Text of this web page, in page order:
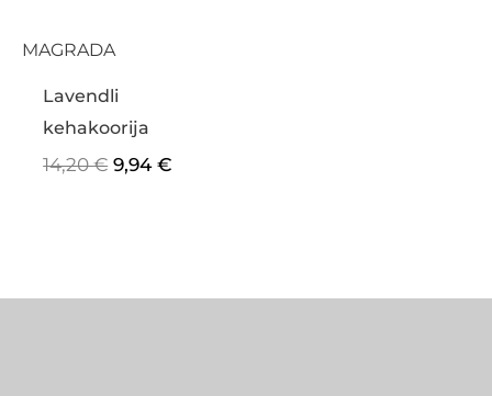
MAGRADA
Lavendli
kehakoorija
14,20€ 9,94€